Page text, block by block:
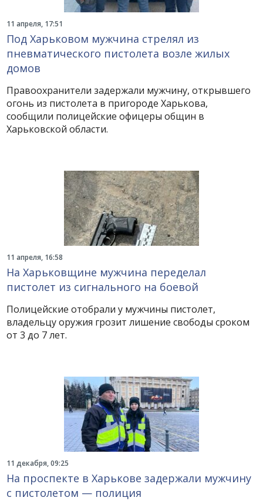
11 апреля, 17:51
Под Харьковом мужчина стрелял из
пневматического пистолета возле жилых
домов
Правоохранители задержали мужчину, открывшего
огонь из пистолета в пригороде Харькова,
сообщили полицейские офицеры общин в
Харьковской области.
11 апреля, 16:58
На Харьковщине мужчина переделал
пистолет из сигнального на боевой
Полицейские отобрали у мужчины пистолет,
владельцу оружия грозит лишение свободы сроком
от 3 до 7 лет.
11 декабря, 09:25
На проспекте в Харькове задержали мужчину
с пистолетом — полиция